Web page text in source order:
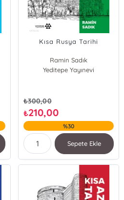
Kısa Rusya Tarihi
Ramin Sadık
Yeditepe Yayınevi
₺300,00
₺210,00
%30
Sepete Ekle